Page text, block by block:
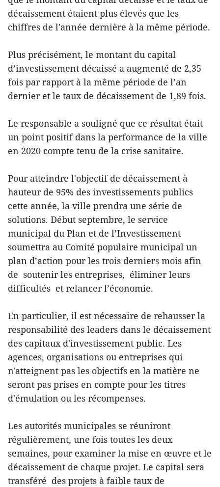
décaissement étaient plus élevés que les
chiffres de l'année dernière à la même période.
Plus précisément, le montant du capital
d’investissement décaissé a augmenté de 2,35
fois par rapport à la même période de l’an
dernier et le taux de décaissement de 1,89 fois.
Le responsable a souligné que ce résultat était
un point positif dans la performance de la ville
en 2020 compte tenu de la crise sanitaire.
Pour atteindre l'objectif de décaissement à
hauteur de 95% des investissements publics
cette année, la ville prendra une série de
solutions. Début septembre, le service
municipal du Plan et de l’Investissement
soumettra au Comité populaire municipal un
plan d’action pour les trois derniers mois afin
de soutenir les entreprises, éliminer leurs
difficultés et relancer l’économie.
En particulier, il est nécessaire de rehausser la
responsabilité des leaders dans le décaissement
des capitaux d'investissement public. Les
agences, organisations ou entreprises qui
n'atteignent pas les objectifs en la matière ne
seront pas prises en compte pour les titres
d'émulation ou les récompenses.
Les autorités municipales se réuniront
régulièrement, une fois toutes les deux
semaines, pour examiner la mise en œuvre et le
décaissement de chaque projet. Le capital sera
transféré des projets à faible taux de